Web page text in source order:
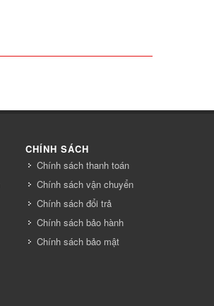
CHÍNH SÁCH
Chính sách thanh toán
Chính sách vận chuyển
Chính sách đổi trả
Chính sách bảo hành
Chính sách bảo mật